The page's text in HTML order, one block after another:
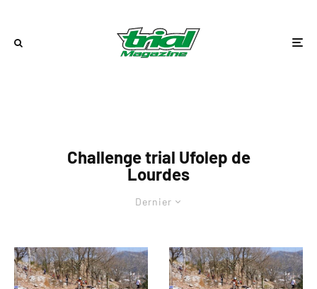
Challenge trial Ufolep de
Lourdes
Dernier